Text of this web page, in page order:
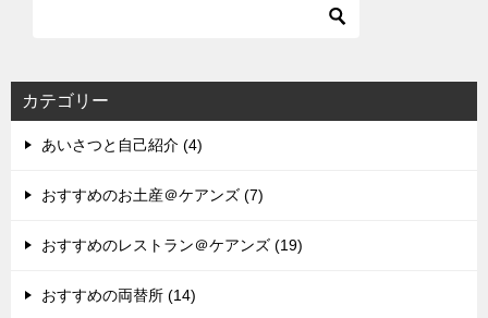
カテゴリー
あいさつと自己紹介 (4)
おすすめのお土産＠ケアンズ (7)
おすすめのレストラン＠ケアンズ (19)
おすすめの両替所 (14)